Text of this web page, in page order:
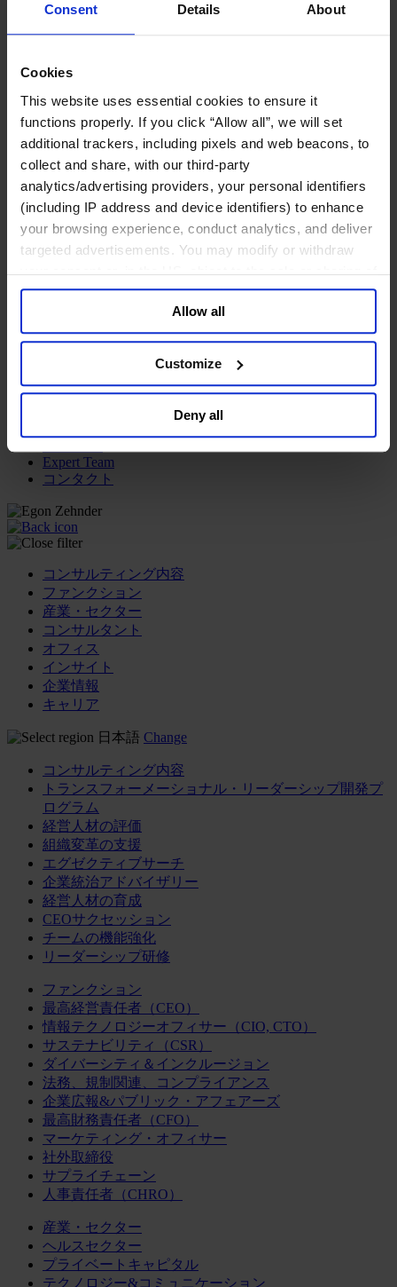
Consent Details About
Cookies
This website uses essential cookies to ensure it
functions properly. If you click “Allow all”, we will set
additional trackers, including pixels and web beacons, to
collect and share, with our third-party
analytics/advertising providers, your personal identifiers
(including IP address and device identifiers) to enhance
your browsing experience, conduct analytics, and deliver
targeted advertisements. You may modify or withdraw
your consent or, in the US, object to the sale or sharing of
your data for targeted advertising, by clicking “Do Not
Sell or Share My Personal Information” in the footer of
the website. You must opt-out of each device and each
browser. For additional information and retention terms
general collection and use of personal information see
Allow all
Customize
Deny all
鉱業・金属
金融サービス
アセットマネジメント
ウェルスマネジメント
デジタル資産、暗号資産、Web3
プライベート・エクイティ
リスクマネジメント
保険
投資銀行及びマーケット
政府系投資ファンド
金融テクノロジー（フィンテック）
プロフェッショナルサービス
ホスピタリティ、旅行・レジャー
運輸及びロジスティクス
Expert Team
コンタクト
コンサルティング内容
ファンクション
産業・セクター
コンサルタント
オフィス
インサイト
企業情報
キャリア
日本語 Change
コンサルティング内容
トランスフォーメーショナル・リーダーシップ開発プ
ログラム
経営人材の評価
組織変革の支援
エグゼクティブサーチ
企業統治アドバイザリー
経営人材の育成
CEOサクセッション
チームの機能強化
リーダーシップ研修
ファンクション
最高経営責任者（CEO）
情報テクノロジーオフィサー（CIO, CTO）
サステナビリティ（CSR）
ダイバーシティ＆インクルージョン
法務、規制関連、コンプライアンス
企業広報&パブリック・アフェアーズ
最高財務責任者（CFO）
マーケティング・オフィサー
社外取締役
サプライチェーン
人事責任者（CHRO）
産業・セクター
ヘルスセクター
プライベートキャピタル
テクノロジー&コミュニケーション